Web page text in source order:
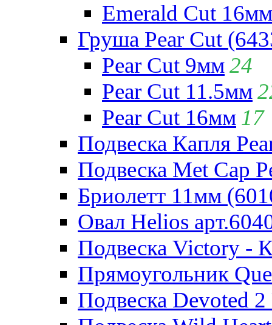
Emerald Cut 16мм
Груша Pear Cut
Pear Cut 9мм24
Pear Cut 11.5мм
Pear Cut 16мм 17
Подвеска Капля
Подвеска Met Cap
Бриолетт 11мм
Овал Helios
Подвеска Victory -
Прямоугольник
Подвеска Devoted